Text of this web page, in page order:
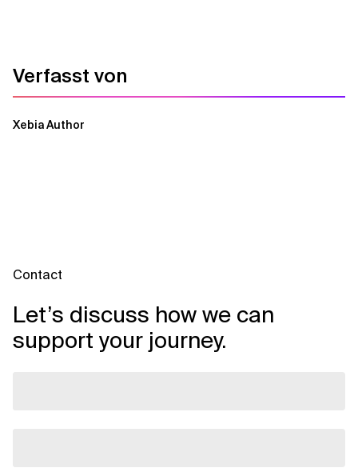
Verfasst von
Xebia Author
Contact
Let’s discuss how we can
support your journey.